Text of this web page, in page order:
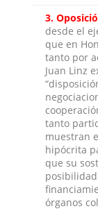
3.
desde el
que en
tanto por
Juan Linz
tanto
muestran
hipócrita
que su
órganos